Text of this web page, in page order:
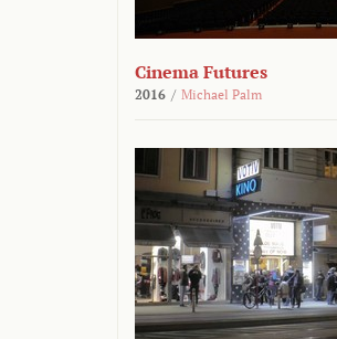
Cinema Futures
2016 / Michael Palm